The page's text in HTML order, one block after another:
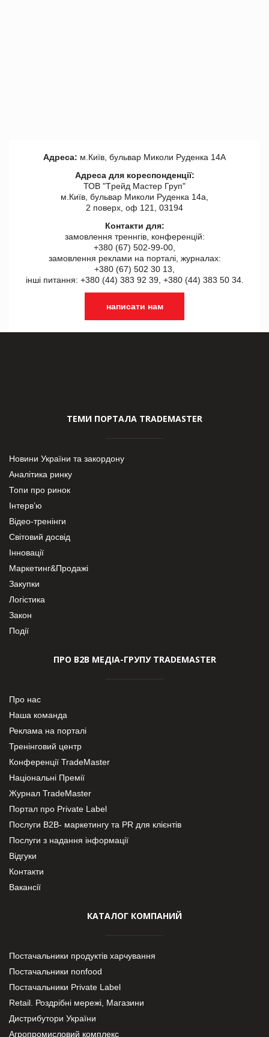
Адреса: м.Київ, бульвар Миколи Руденка 14А
Адреса для кореспонденції:
ТОВ "Tрейд Мастер Груп"
м.Київ, бульвар Миколи Руденка 14а,
2 поверх, оф 121, 03194
Контакти для:
замовлення треннгів, конференцій:
+380 (67) 502-99-00,
замовлення реклами на порталі, журналах:
+380 (67) 502 30 13,
інші питання: +380 (44) 383 92 39, +380 (44) 383 50 34.
написати нам
ТЕМИ ПОРТАЛА TRADEMASTER
Новини України та закордону
Аналітика ринку
Топи про ринок
Інтерв’ю
Відео-тренінги
Світовий досвід
Інновації
Маркетинг&Продажі
Закупки
Логістика
Закон
Події
ПРО В2В МЕДІА-ГРУПУ TRADEMASTER
Про нас
Наша команда
Реклама на порталі
Тренінговий центр
Конференції TradeMaster
Національні Премії
Журнал TradeMaster
Портал про Private Label
Послуги В2В- маркетингу та PR для клієнтів
Послуги з надання інформації
Відгуки
Контакти
Вакансії
КАТАЛОГ КОМПАНИЙ
Постачальники продуктів харчування
Постачальники nonfood
Постачальники Private Label
Retail. Роздрібні мережі, Магазини
Дистрибутори України
Агропромисловий комплекс